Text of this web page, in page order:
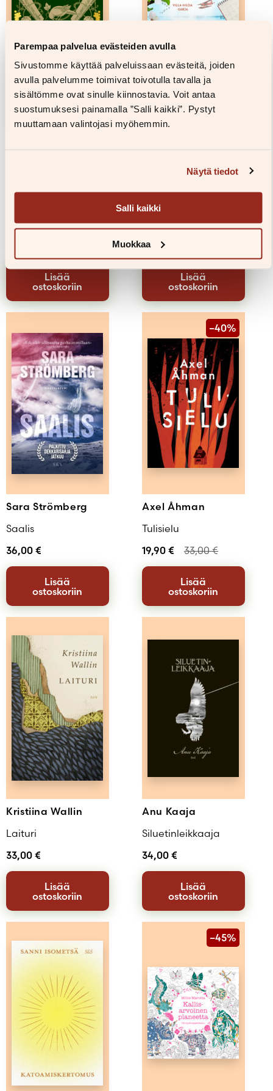
Parempaa palvelua evästeiden avulla
Sivustomme käyttää palveluissaan evästeitä, joiden
avulla palvelumme toimivat toivotulla tavalla ja
sisältömme ovat sinulle kiinnostavia. Voit antaa
suostumuksesi painamalla ”Salli kaikki”. Pystyt
muuttamaan valintojasi myöhemmin.
Näytä tiedot
Salli kaikki
Muokkaa
Välimäki
kirjallisuuden lajit
Lisää
ostoskoriin
Kügelgen
32,00
Lisää
ostoskoriin
Sara Strömberg
Saalis
36,00 €
Lisää
ostoskoriin
–40%
Axel Åhman
Tulisielu
19,90 € 33,00€
Lisää
ostoskoriin
Kristiina Wallin
Laituri
33,00 €
Lisää
ostoskoriin
Anu Kaaja
Siluetinleikkaaja
34,00 €
Lisää
ostoskoriin
–45%